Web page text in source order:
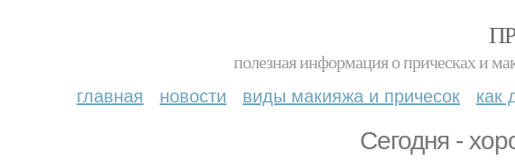
полезная информация о прическах и
главная новости виды макияжа и причесок как
Сегодня -